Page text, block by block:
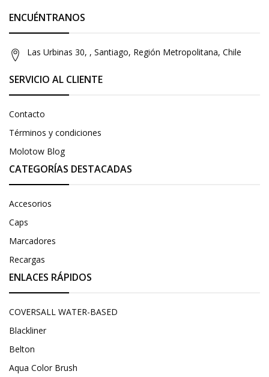
ENCUÉNTRANOS
Las Urbinas 30, , Santiago, Región Metropolitana, Chile
SERVICIO AL CLIENTE
Contacto
Términos y condiciones
Molotow Blog
CATEGORÍAS DESTACADAS
Accesorios
Caps
Marcadores
Recargas
ENLACES RÁPIDOS
COVERSALL WATER-BASED
Blackliner
Belton
Aqua Color Brush